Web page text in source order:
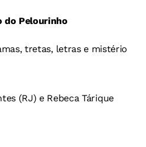
do Pelourinho
tretas, letras e mistério
(RJ) e Rebeca Tárique